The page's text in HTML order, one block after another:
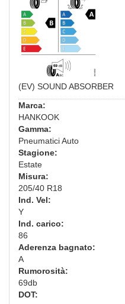
(EV) SOUND ABSORBER
Marca:
HANKOOK
Gamma:
Pneumatici Auto
Stagione:
Estate
Misura:
205/40 R18
Ind. Vel:
Y
Ind. carico:
86
Aderenza bagnato:
A
Rumorosità:
69db
DOT: